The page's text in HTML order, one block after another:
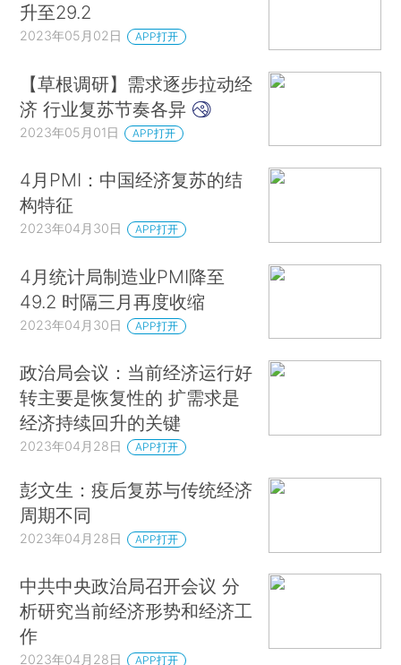
升至29.2
2023年05月02日 APP打开
【草根调研】需求逐步拉动经
济 行业复苏节奏各异
2023年05月01日 APP打开
4月PMI：中国经济复苏的结
构特征
2023年04月30日 APP打开
4月统计局制造业PMI降至
49.2 时隔三月再度收缩
2023年04月30日 APP打开
政治局会议：当前经济运行好
转主要是恢复性的 扩需求是
经济持续回升的关键
2023年04月28日 APP打开
彭文生：疫后复苏与传统经济
周期不同
2023年04月28日 APP打开
中共中央政治局召开会议 分
析研究当前经济形势和经济工
作
2023年04月28日 APP打开